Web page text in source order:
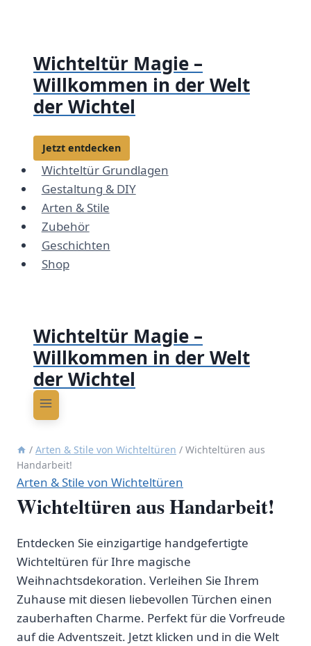
Wichteltür Magie –
Willkommen in der Welt
der Wichtel
Jetzt entdecken
Wichteltür Grundlagen
Gestaltung & DIY
Arten & Stile
Zubehör
Geschichten
Shop
Wichteltür Magie –
Willkommen in der Welt
der Wichtel
/ Arten & Stile von Wichteltüren / Wichteltüren aus
Handarbeit!
Arten & Stile von Wichteltüren
Wichteltüren aus Handarbeit!
Entdecken Sie einzigartige handgefertigte
Wichteltüren für Ihre magische
Weihnachtsdekoration. Verleihen Sie Ihrem
Zuhause mit diesen liebevollen Türchen einen
zauberhaften Charme. Perfekt für die Vorfreude
auf die Adventszeit. Jetzt klicken und in die Welt